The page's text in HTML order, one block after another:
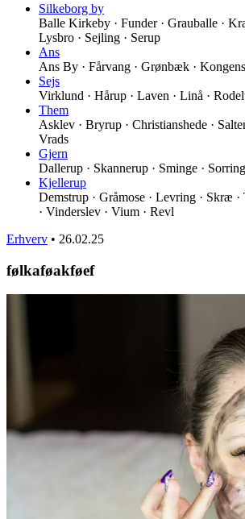
Silkeborg by
Balle Kirkeby · Funder · Grauballe ·
Lysbro · Sejling · Serup
Ans
Ans By · Fårvang · Grønbæk ·
Sejs
Virklund · Hårup · Laven · Linå ·
Them
Asklev · Bryrup · Christianshede ·
Vrads
Gjern
Dallerup · Skannerup · Sminge ·
Kjellerup
Demstrup · Gråmose · Levring · Skræ
· Vinderslev · Vium · Revl
Erhverv • 26.02.25
følkaføakføef